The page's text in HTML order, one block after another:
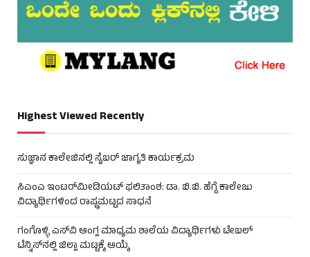
Highest Viewed Recently
ಸುಜ್ಞಾನ ಕಾಲೇಜಿನಲ್ಲಿ ಸೈಬರ್ ಜಾಗೃತಿ ಕಾರ್ಯಕ್ರಮ
ಸಿಎಂಎ ಇಂಟರ್‌ಮೀಡಿಯಟ್ ಫಲಿತಾಂಶ: ಡಾ. ಬಿ.ಬಿ. ಹೆಗ್ಡೆ ಕಾಲೇಜು
ವಿದ್ಯಾರ್ಥಿಗಳಿಂದ ರಾಷ್ಟ್ರಮಟ್ಟದ ಸಾಧನೆ
ಗಂಗೊಳ್ಳಿ ಎಸ್‌ವಿ ಆಂಗ್ಲ ಮಾಧ್ಯಮ ಶಾಲೆಯ ವಿದ್ಯಾರ್ಥಿಗಳು ಟೇಬಲ್‌
ಟೆನ್ನಿಸ್‌ನಲ್ಲಿ ಜಿಲ್ಲಾ ಮಟ್ಟಕ್ಕೆ ಆಯ್ಕೆ